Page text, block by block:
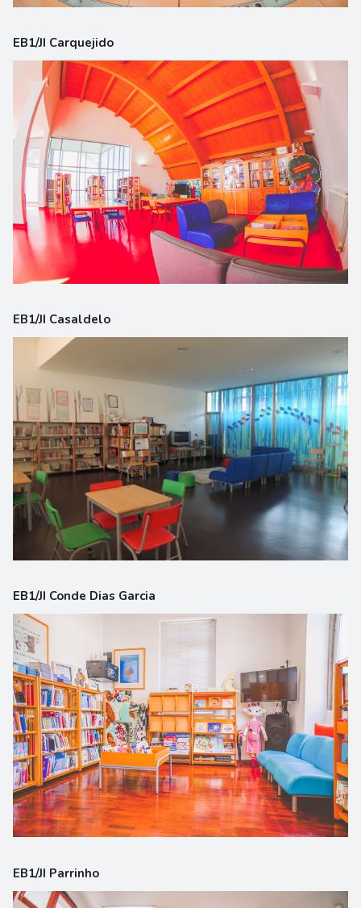
EB1/JI Carquejido
EB1/JI Casaldelo
EB1/JI Conde Dias Garcia
EB1/JI Parrinho